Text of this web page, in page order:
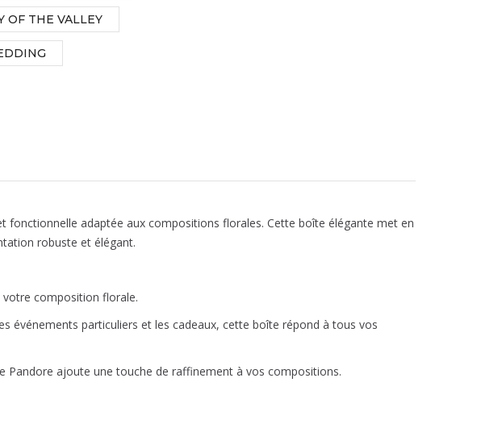
OF THE VALLEY
fonctionnelle adaptée aux compositions florales. Cette boîte élégante met en
robuste et élégant.
composition florale.
événements particuliers et les cadeaux, cette boîte répond à tous vos
ajoute une touche de raffinement à vos compositions.